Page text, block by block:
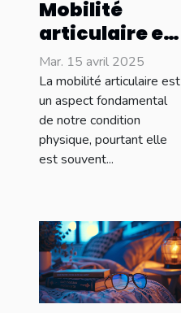
Mobilité
articulaire et
prévention
des blessures
les exercices
essentiels
souvent
Mar. 15 avril 2025
La mobilité articulaire est
un aspect fondamental
de notre condition
physique, pourtant elle
est souvent...